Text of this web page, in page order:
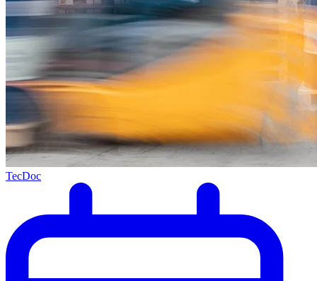
TecDoc